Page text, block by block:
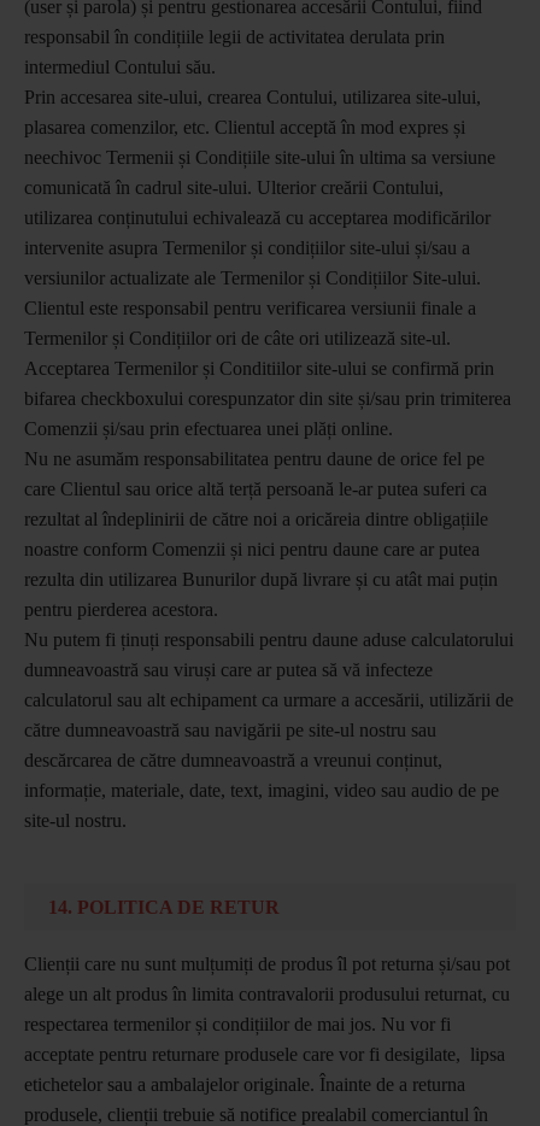
(user și parola) și pentru gestionarea accesării Contului, fiind
responsabil în condițiile legii de activitatea derulata prin
intermediul Contului său.
Prin accesarea site-ului, crearea Contului, utilizarea site-ului,
plasarea comenzilor, etc. Clientul acceptă în mod expres și
neechivoc Termenii și Condițiile site-ului în ultima sa versiune
comunicată în cadrul site-ului. Ulterior creării Contului,
utilizarea conținutului echivalează cu acceptarea modificărilor
intervenite asupra Termenilor și condițiilor site-ului și/sau a
versiunilor actualizate ale Termenilor și Condițiilor Site-ului.
Clientul este responsabil pentru verificarea versiunii finale a
Termenilor și Condițiilor ori de câte ori utilizează site-ul.
Acceptarea Termenilor și Conditiilor site-ului se confirmă prin
bifarea checkboxului corespunzator din site și/sau prin trimiterea
Comenzii și/sau prin efectuarea unei plăți online.
Nu ne asumăm responsabilitatea pentru daune de orice fel pe
care Clientul sau orice altă terță persoană le-ar putea suferi ca
rezultat al îndeplinirii de către noi a oricăreia dintre obligațiile
noastre conform Comenzii și nici pentru daune care ar putea
rezulta din utilizarea Bunurilor după livrare și cu atât mai puțin
pentru pierderea acestora.
Nu putem fi ținuți responsabili pentru daune aduse calculatorului
dumneavoastră sau viruși care ar putea să vă infecteze
calculatorul sau alt echipament ca urmare a accesării, utilizării de
către dumneavoastră sau navigării pe site-ul nostru sau
descărcarea de către dumneavoastră a vreunui conținut,
informație, materiale, date, text, imagini, video sau audio de pe
site-ul nostru.
14. POLITICA DE RETUR
Clienții care nu sunt mulțumiți de produs îl pot returna și/sau pot
alege un alt produs în limita contravalorii produsului returnat, cu
respectarea termenilor și condițiilor de mai jos. Nu vor fi
acceptate pentru returnare produsele care vor fi desigilate, lipsa
etichetelor sau a ambalajelor originale. Înainte de a returna
produsele, clienții trebuie să notifice prealabil comerciantul în